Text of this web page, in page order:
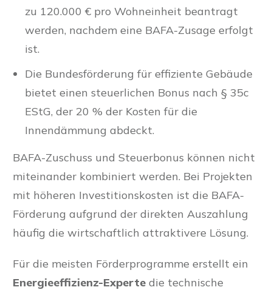
zu 120.000 € pro Wohneinheit beantragt
werden, nachdem eine BAFA-Zusage erfolgt
ist.
Die Bundesförderung für effiziente Gebäude
bietet einen steuerlichen Bonus nach § 35c
EStG, der 20 % der Kosten für die
Innendämmung abdeckt.
BAFA-Zuschuss und Steuerbonus können nicht
miteinander kombiniert werden. Bei Projekten
mit höheren Investitionskosten ist die BAFA-
Förderung aufgrund der direkten Auszahlung
häufig die wirtschaftlich attraktivere Lösung.
Für die meisten Förderprogramme erstellt ein
Energieeffizienz-Experte die technische